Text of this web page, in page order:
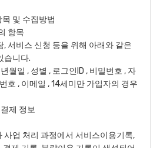
및 수집방법
항목
, 서비스 신청 등을 위해 아래와 같은
습니다.
월일 , 성별 , 로그인ID , 비밀번호 , 자
호 , 이메일 , 14세미만 가입자의 경우
제 정보
사업 처리 과정에서 서비스이용기록,